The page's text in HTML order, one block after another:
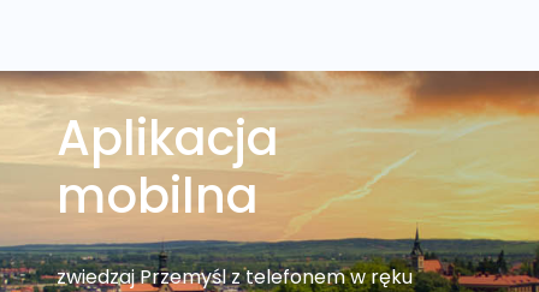
Aplikacja
mobilna
zwiedzaj Przemyśl z telefonem w ręku